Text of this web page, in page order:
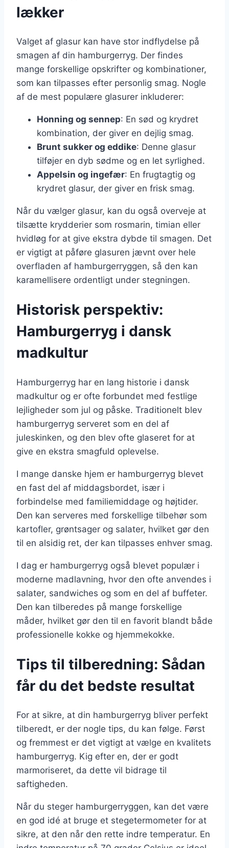
lækker
Valget af glasur kan have stor indflydelse på
smagen af din hamburgerryg. Der findes
mange forskellige opskrifter og kombinationer,
som kan tilpasses efter personlig smag. Nogle
af de mest populære glasurer inkluderer:
Honning og sennep: En sød og krydret
kombination, der giver en dejlig smag.
Brunt sukker og eddike: Denne glasur
tilføjer en dyb sødme og en let syrlighed.
Appelsin og ingefær: En frugtagtig og
krydret glasur, der giver en frisk smag.
Når du vælger glasur, kan du også overveje at
tilsætte krydderier som rosmarin, timian eller
hvidløg for at give ekstra dybde til smagen. Det
er vigtigt at påføre glasuren jævnt over hele
overfladen af hamburgerryggen, så den kan
karamellisere ordentligt under stegningen.
Historisk perspektiv:
Hamburgerryg i dansk
madkultur
Hamburgerryg har en lang historie i dansk
madkultur og er ofte forbundet med festlige
lejligheder som jul og påske. Traditionelt blev
hamburgerryg serveret som en del af
juleskinken, og den blev ofte glaseret for at
give en ekstra smagfuld oplevelse.
I mange danske hjem er hamburgerryg blevet
en fast del af middagsbordet, især i
forbindelse med familiemiddage og højtider.
Den kan serveres med forskellige tilbehør som
kartofler, grøntsager og salater, hvilket gør den
til en alsidig ret, der kan tilpasses enhver smag.
I dag er hamburgerryg også blevet populær i
moderne madlavning, hvor den ofte anvendes i
salater, sandwiches og som en del af buffeter.
Den kan tilberedes på mange forskellige
måder, hvilket gør den til en favorit blandt både
professionelle kokke og hjemmekokke.
Tips til tilberedning: Sådan
får du det bedste resultat
For at sikre, at din hamburgerryg bliver perfekt
tilberedt, er der nogle tips, du kan følge. Først
og fremmest er det vigtigt at vælge en kvalitets
hamburgerryg. Kig efter en, der er godt
marmoriseret, da dette vil bidrage til
saftigheden.
Når du steger hamburgerryggen, kan det være
en god idé at bruge et stegetermometer for at
sikre, at den når den rette indre temperatur. En